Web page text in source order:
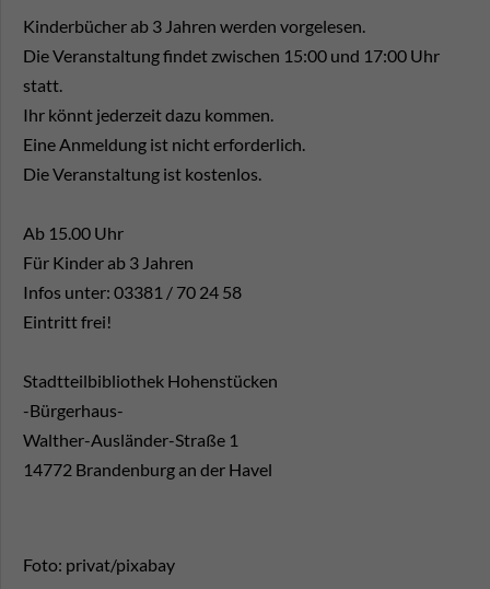
Kinderbücher ab 3 Jahren werden vorgelesen.
Die Veranstaltung findet zwischen 15:00 und 17:00 Uhr
statt.
Ihr könnt jederzeit dazu kommen.
Eine Anmeldung ist nicht erforderlich.
Die Veranstaltung ist kostenlos.
Ab 15.00 Uhr
Für Kinder ab 3 Jahren
Infos unter: 03381 / 70 24 58
Eintritt frei!
Stadtteilbibliothek Hohenstücken
-Bürgerhaus-
Walther-Ausländer-Straße 1
14772 Brandenburg an der Havel
Foto: privat/pixabay